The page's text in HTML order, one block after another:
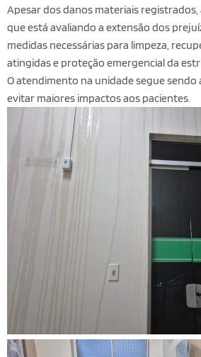
Apesar dos danos materiais
que está avaliando a extensão dos
medidas necessárias para limpeza,
atingidas e proteção emergencial da
O atendimento na unidade segue
evitar maiores impactos aos pacientes.